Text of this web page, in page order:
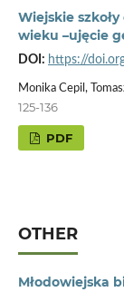
Wiejskie
wieku –ujęcie
DOI: https://
Monika Cepil,
125-136
PDF
OTHER
Młodowiejska